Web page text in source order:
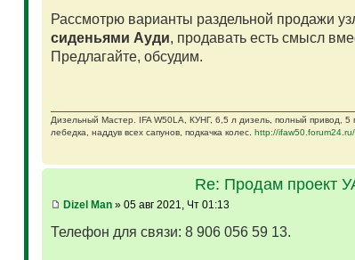
Рассмотрю варианты раздельной продажи
сиденьями Ауди, продавать есть смысл
Предлагайте, обсудим.
Дизельный Мастер. IFA W50LA, КУНГ, 6,5 л дизель, полный привод,
лебедка, наддув всех сапунов, подкачка колес. http://ifaw50.forum24.ru/
Re: Продам проект
Dizel Man» 05 авг 2021, Чт 01:13
Телефон для связи: 8 906 056 59 13.